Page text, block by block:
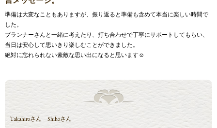
準備は大変なこともありますが、振り返ると準備も含めて本当に楽しい時間で
した。
プランナーさんと一緒に考えたり、打ち合わせで丁寧にサポートしてもらい、
当日は安心して思いきり楽しむことができました。
絶対に忘れられない素敵な思い出になると思います☺︎
Takahiroさん Shihoさん